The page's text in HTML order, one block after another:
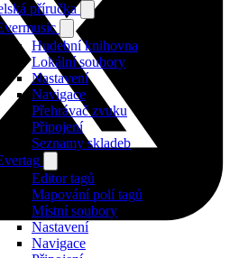
příručka
Hudební knihovna
Lokální soubory
Nastavení
Navigace
Přehrávač zvuku
Připojení
Seznamy skladeb
Editor tagů
Mapování polí tagů
Místní soubory
Nastavení
Navigace